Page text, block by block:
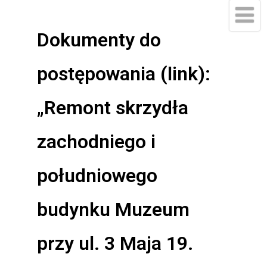
Dokumenty do
postępowania (link):
„Remont skrzydła
zachodniego i
południowego
budynku Muzeum
przy ul. 3 Maja 19.